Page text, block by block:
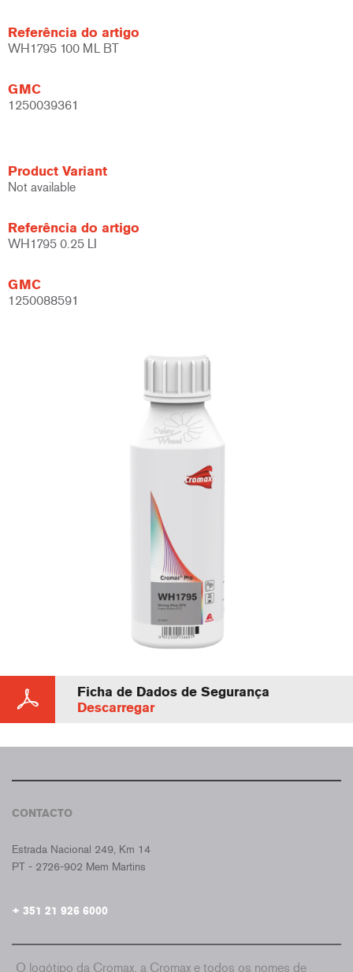
Referência do artigo
WH1795 100 ML BT
GMC
1250039361
Product Variant
Not available
Referência do artigo
WH1795 0.25 LI
GMC
1250088591
Ficha de Dados de Segurança
Descarregar
CONTACTO
Estrada Nacional 249, Km 14
PT - 2726-902 Mem Martins
+ 351 21 926 6000
O logótipo da Cromax, a Cromax e todos os nomes de